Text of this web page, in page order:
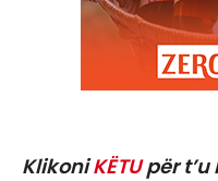
KlikoniKËTUpër t’u